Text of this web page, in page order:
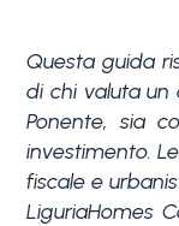
Questa guida
di chi valuta un
Ponente, sia
investimento.
fiscale e
LiguriaHomes